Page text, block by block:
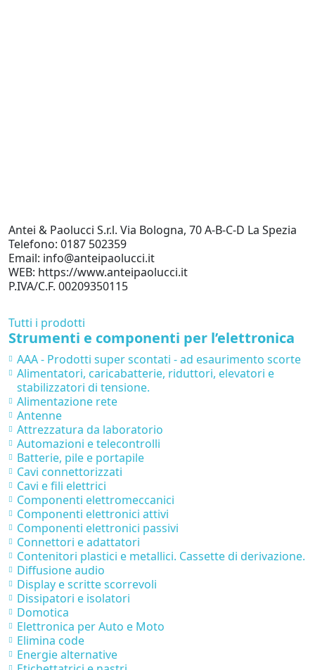
Antei & Paolucci S.r.l. Via Bologna, 70 A-B-C-D La Spezia
Telefono: 0187 502359
Email: info@anteipaolucci.it
WEB: https://www.anteipaolucci.it
P.IVA/C.F. 00209350115
Tutti i prodotti
Strumenti e componenti per l’elettronica
AAA - Prodotti super scontati - ad esaurimento scorte
Alimentatori, caricabatterie, riduttori, elevatori e
stabilizzatori di tensione.
Alimentazione rete
Antenne
Attrezzatura da laboratorio
Automazioni e telecontrolli
Batterie, pile e portapile
Cavi connettorizzati
Cavi e fili elettrici
Componenti elettromeccanici
Componenti elettronici attivi
Componenti elettronici passivi
Connettori e adattatori
Contenitori plastici e metallici. Cassette di derivazione.
Diffusione audio
Display e scritte scorrevoli
Dissipatori e isolatori
Domotica
Elettronica per Auto e Moto
Elimina code
Energie alternative